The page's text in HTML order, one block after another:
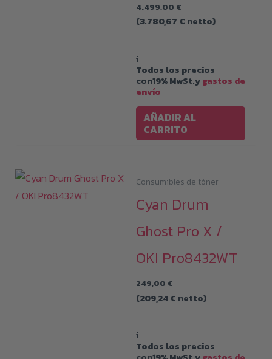
4.499,00 €
(3.780,67 € netto)
i
Todos los precios
con19% MwSt.ygastos de
envío
AÑADIR AL
CARRITO
Consumibles de tóner
Cyan Drum
Ghost Pro X /
OKI Pro8432WT
249,00 €
(209,24€ netto)
i
Todos los precios